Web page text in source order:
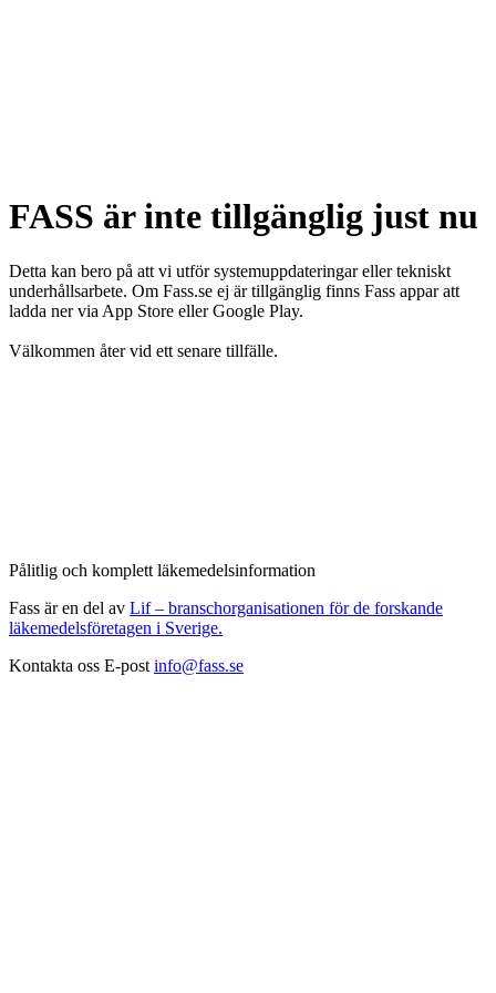
FASS är inte tillgänglig just nu
Detta kan bero på att vi utför systemuppdateringar eller tekniskt
underhållsarbete. Om Fass.se ej är tillgänglig finns Fass appar att
ladda ner via App Store eller Google Play.
Välkommen åter vid ett senare tillfälle.
Pålitlig och komplett läkemedelsinformation
Fass är en del av Lif – branschorganisationen för de forskande
läkemedelsföretagen i Sverige.
Kontakta oss E-post info@fass.se